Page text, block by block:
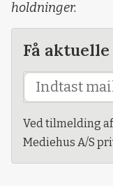
holdninger.
Få
Ved tilmelding
Mediehus A/S